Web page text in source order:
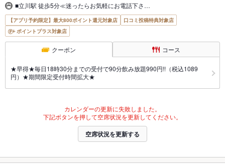
■立川駅 徒歩5分≪迷ったらお気軽にお電話下さ…
【アプリ予約限定】最大800ポイント還元対象店
口コミ投稿特典対象店
ポイントプラス対象店
クーポン コース
★早得★毎日18時30分までの受付で90分飲み放題990円!!（税込1089
円）★期間限定受付時間拡大★
カレンダーの更新に失敗しました。
下記ボタンを押して空席状況を更新してください。
空席状況を更新する